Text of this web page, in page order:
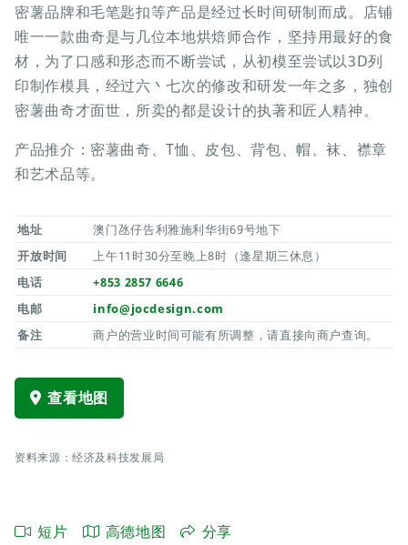
密薯品牌和毛笔匙扣等产品是经过长时间研制而成。店铺
唯一一款曲奇是与几位本地烘焙师合作，坚持用最好的食
材，为了口感和形态而不断尝试，从初模至尝试以3D列
印制作模具，经过六丶七次的修改和研发一年之多，独创
密薯曲奇才面世，所卖的都是设计的执著和匠人精神。
产品推介：密薯曲奇、T恤、皮包、背包、帽、袜、襟章
和艺术品等。
地址
澳门氹仔告利雅施利华街69号地下
开放时间
上午11时30分至晚上8时（逢星期三休息）
电话
+853 2857 6646
电邮
info@jocdesign.com
备注
商户的营业时间可能有所调整，请直接向商户查询。
查看地图
资料来源：经济及科技发展局
短片 高德地图 分享